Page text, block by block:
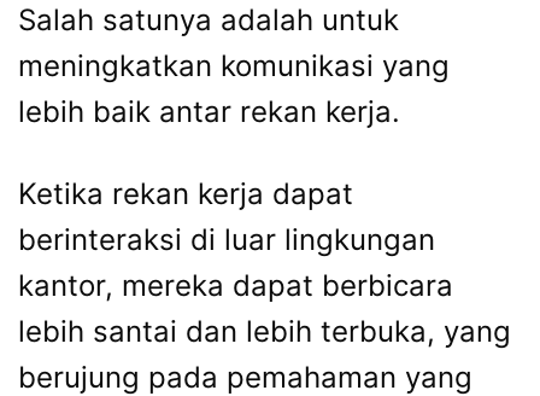
Salah satunya adalah untuk
meningkatkan komunikasi yang
lebih baik antar rekan kerja.
Ketika rekan kerja dapat
berinteraksi di luar lingkungan
kantor, mereka dapat berbicara
lebih santai dan lebih terbuka, yang
berujung pada pemahaman yang